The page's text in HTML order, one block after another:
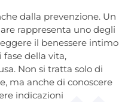
dalla prevenzione. Un
rappresenta uno degli
il benessere intimo
della vita,
Non si tratta solo di
ma anche di conoscere
indicazioni